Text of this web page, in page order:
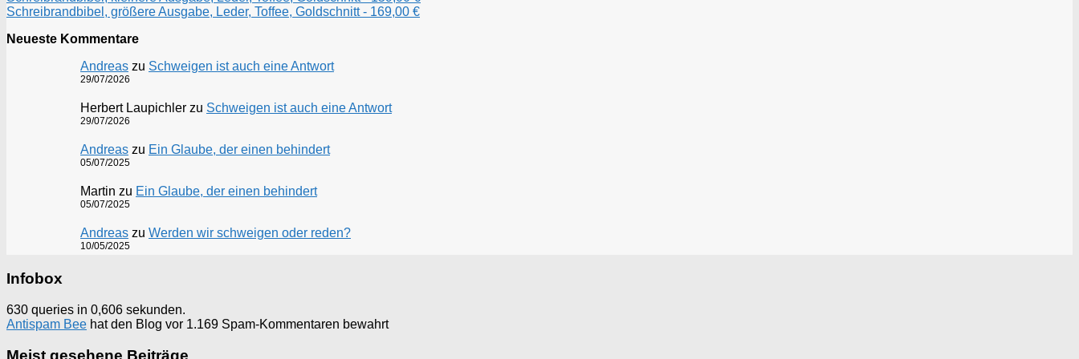
Schreibrandbibel, größere Ausgabe, Leder, Toffee, Goldschnitt - 169,00 €
Neueste Kommentare
Andreas zu Schweigen ist auch eine Antwort
29/07/2026
Herbert Laupichler zu Schweigen ist auch eine Antwort
29/07/2026
Andreas zu Ein Glaube, der einen behindert
05/07/2025
Martin zu Ein Glaube, der einen behindert
05/07/2025
Andreas zu Werden wir schweigen oder reden?
10/05/2025
Infobox
630 queries in 0,606 sekunden.
Antispam Bee hat den Blog vor 1.169 Spam-Kommentaren bewahrt
Meist gesehene Beiträge